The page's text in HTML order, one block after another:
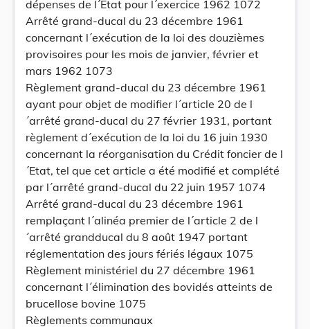
dépenses de l´Etat pour l´exercice 1962 1072
Arrêté grand-ducal du 23 décembre 1961
concernant l´exécution de la loi des douzièmes
provisoires pour les mois de janvier, février et
mars 1962 1073
Règlement grand-ducal du 23 décembre 1961
ayant pour objet de modifier l´article 20 de l
´arrêté grand-ducal du 27 février 1931, portant
règlement d´exécution de la loi du 16 juin 1930
concernant la réorganisation du Crédit foncier de l
´Etat, tel que cet article a été modifié et complété
par l´arrêté grand-ducal du 22 juin 1957 1074
Arrêté grand-ducal du 23 décembre 1961
remplaçant l´alinéa premier de l´article 2 de l
´arrêté grandducal du 8 août 1947 portant
réglementation des jours fériés légaux 1075
Règlement ministériel du 27 décembre 1961
concernant l´élimination des bovidés atteints de
brucellose bovine 1075
Règlements communaux